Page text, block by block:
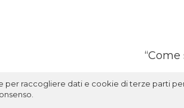
“Come
per raccogliere dati e cookie di terze parti